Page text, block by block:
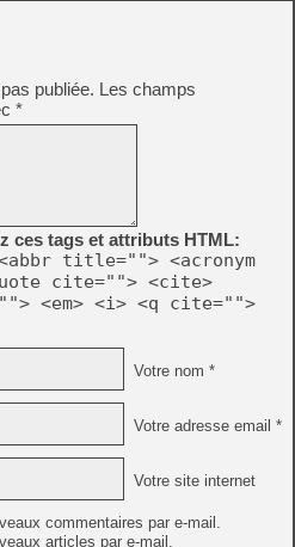
publiée. Les champs
*
ces tags et attributs HTML:
title=""> <acronym
cite=""> <cite>
<em> <i> <q cite="">
Votre nom *
Votre adresse email *
Votre site internet
commentaires par e-mail.
articles par e-mail.